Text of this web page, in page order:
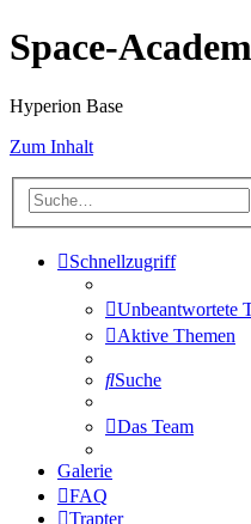
Space-
Hyperion Base
Zum Inhalt
Schnellzugriff
Unbeantwortete
Aktive Themen
Suche
Das Team
Galerie
FAQ
Trapter